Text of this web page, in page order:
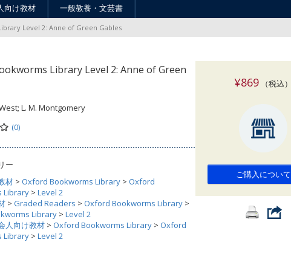
向け教材 一般教養・文芸書
Level 2: Anne of Green Gables
Library Level 2: Anne of Green
L. M. Montgomery
(0)
ー
材 > Oxford Bookworms Library > Oxford
Library > Level 2
> Graded Readers > Oxford Bookworms Library >
Library > Level 2
人向け教材 > Oxford Bookworms Library > Oxford
Library > Level 2
¥869 （税込）
ご購入について